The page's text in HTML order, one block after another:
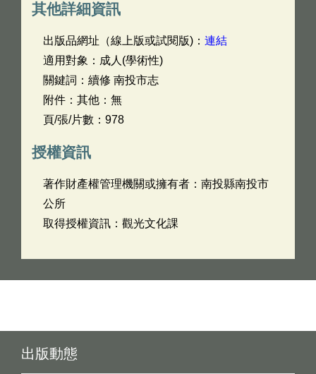
其他詳細資訊
出版品網址（線上版或試閱版)： 連結
適用對象：成人(學術性)
關鍵詞：續修 南投市志
附件：其他：無
頁/張/片數：978
授權資訊
著作財產權管理機關或擁有者：南投縣南投市
公所
取得授權資訊：觀光文化課
出版動態